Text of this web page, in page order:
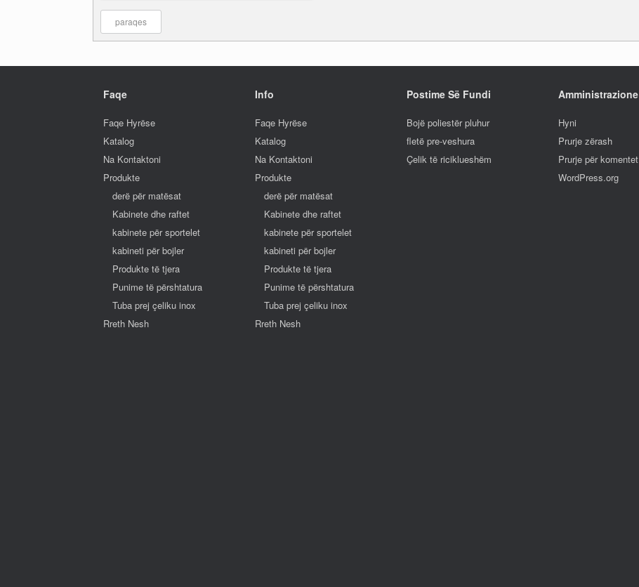
Faqe
Faqe Hyrëse
Katalog
Na Kontaktoni
Produkte
derë për matësat
Kabinete dhe raftet
kabinete për sportelet
kabineti për bojler
Produkte të tjera
Punime të përshtatura
Tuba prej çeliku inox
Rreth Nesh
Info
Faqe Hyrëse
Katalog
Na Kontaktoni
Produkte
derë për matësat
Kabinete dhe raftet
kabinete për sportelet
kabineti për bojler
Produkte të tjera
Punime të përshtatura
Tuba prej çeliku inox
Rreth Nesh
Postime Së Fundi
Bojë poliestër pluhur
fletë pre-veshura
Çelik të riciklueshëm
Amministrazione
Hyni
Prurje zërash
Prurje për komentet
WordPress.org